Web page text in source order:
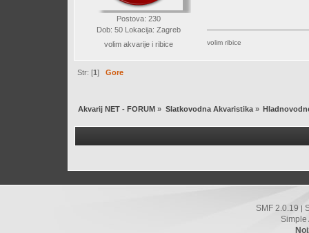
Postova: 230
Dob: 50 Lokacija: Zagreb
volim akvarije i ribice
volim ribice
Str: [1]Gore
Akvarij NET - FORUM » Slatkovodna Akvaristika»
SMF 2.0.19
Simple